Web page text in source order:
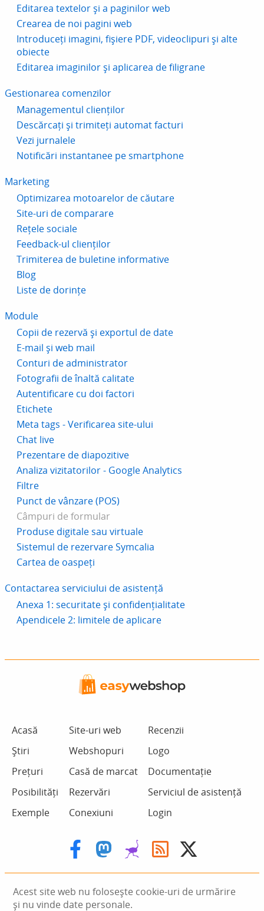
Editarea textelor și a paginilor web
Crearea de noi pagini web
Introduceți imagini, fișiere PDF, videoclipuri și alte
obiecte
Editarea imaginilor și aplicarea de filigrane
Gestionarea comenzilor
Managementul clienților
Descărcați și trimiteți automat facturi
Vezi jurnalele
Notificări instantanee pe smartphone
Marketing
Optimizarea motoarelor de căutare
Site-uri de comparare
Rețele sociale
Feedback-ul clienților
Trimiterea de buletine informative
Blog
Liste de dorințe
Module
Copii de rezervă și exportul de date
E-mail și web mail
Conturi de administrator
Fotografii de înaltă calitate
Autentificare cu doi factori
Etichete
Meta tags - Verificarea site-ului
Chat live
Prezentare de diapozitive
Analiza vizitatorilor - Google Analytics
Filtre
Punct de vânzare (POS)
Câmpuri de formular
Produse digitale sau virtuale
Sistemul de rezervare Symcalia
Cartea de oaspeți
Contactarea serviciului de asistență
Anexa 1: securitate și confidențialitate
Apendicele 2: limitele de aplicare
Acasă
Știri
Prețuri
Posibilități
Exemple
Site-uri web
Webshopuri
Casă de marcat
Rezervări
Conexiuni
Recenzii
Logo
Documentație
Serviciul de asistență
Login
Acest site web nu folosește cookie-uri de urmărire
și nu vinde date personale.